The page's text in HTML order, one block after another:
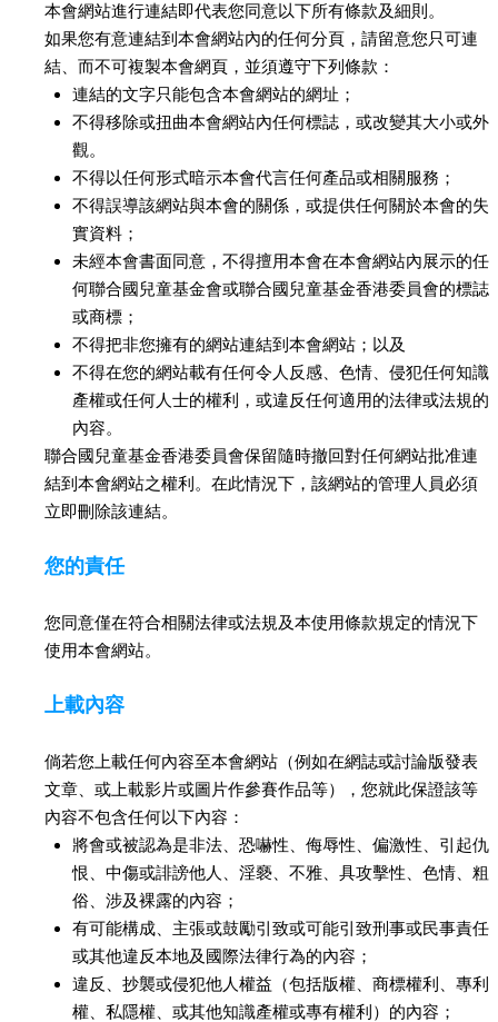
本會網站進行連結即代表您同意以下所有條款及細則。
如果您有意連結到本會網站內的任何分頁，請留意您只可連
結、而不可複製本會網頁，並須遵守下列條款：
連結的文字只能包含本會網站的網址；
不得移除或扭曲本會網站內任何標誌，或改變其大小或外
觀。
不得以任何形式暗示本會代言任何產品或相關服務；
不得誤導該網站與本會的關係，或提供任何關於本會的失
實資料；
未經本會書面同意，不得擅用本會在本會網站內展示的任
何聯合國兒童基金會或聯合國兒童基金香港委員會的標誌
或商標；
不得把非您擁有的網站連結到本會網站；以及
不得在您的網站載有任何令人反感、色情、侵犯任何知識
產權或任何人士的權利，或違反任何適用的法律或法規的
內容。
聯合國兒童基金香港委員會保留隨時撤回對任何網站批准連
結到本會網站之權利。在此情況下，該網站的管理人員必須
立即刪除該連結。
您的責任
您同意僅在符合相關法律或法規及本使用條款規定的情況下
使用本會網站。
上載內容
倘若您上載任何內容至本會網站（例如在網誌或討論版發表
文章、或上載影片或圖片作參賽作品等），您就此保證該等
內容不包含任何以下內容：
將會或被認為是非法、恐嚇性、侮辱性、偏激性、引起仇
恨、中傷或誹謗他人、淫褻、不雅、具攻擊性、色情、粗
俗、涉及裸露的內容；
有可能構成、主張或鼓勵引致或可能引致刑事或民事責任
或其他違反本地及國際法律行為的內容；
違反、抄襲或侵犯他人權益（包括版權、商標權利、專利
權、私隱權、或其他知識產權或專有權利）的內容；